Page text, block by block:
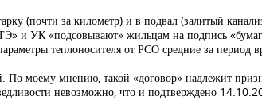
(почти за километр) и в подвал (залитый
и УК «подсовывают» жильцам на подпись
теплоносителя от РСО средние за период
моему мнению, такой «договор» надлежит
невозможно, что и подтверждено